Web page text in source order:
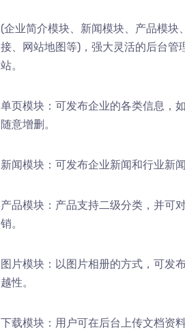
(企业简介模块、新闻模块、产品模
接、网站地图等)，强大灵活的后台
站。
单页模块：可发布企业的各类信息，
随意增删。
新闻模块：可发布企业新闻和行业新
产品模块：产品支持二级分类，并可
销。
图片模块：以图片相册的方式，可发
越性。
下载模块：用户可在后台上传文档资